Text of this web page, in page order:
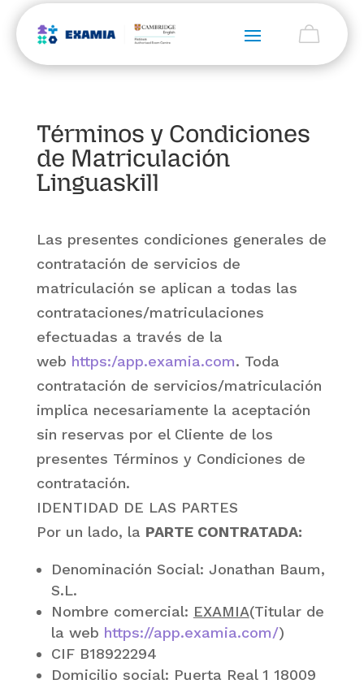
Términos y Condiciones
de Matriculación
Linguaskill
Las presentes condiciones generales de
contratación de servicios de
matriculación se aplican a todas las
contrataciones/matriculaciones
efectuadas a través de la
web https:/app.examia.com. Toda
contratación de servicios/matriculación
implica necesariamente la aceptación
sin reservas por el Cliente de los
presentes Términos y Condiciones de
contratación.
IDENTIDAD DE LAS PARTES
Por un lado, la PARTE CONTRATADA:
Denominación Social: Jonathan Baum,
S.L.
Nombre comercial: EXAMIA(Titular de
la web https://app.examia.com/)
CIF B18922294
Domicilio social: Puerta Real 1 18009